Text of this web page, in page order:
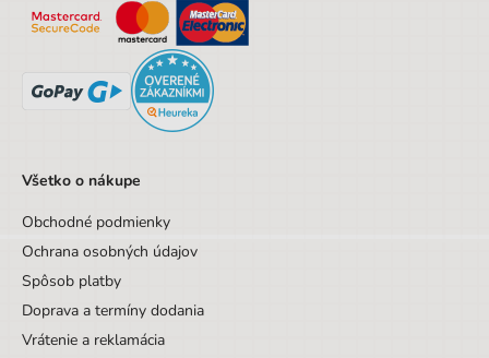
Výška obalu
Vek od
Sada/Sety/Balíčky
Designová položka
Motív
Hmotnosť
Všetko o nákupe
Obchodné podmienky
Ochrana osobných údajov
Spôsob platby
Doprava a termíny dodania
Vrátenie a reklamácia